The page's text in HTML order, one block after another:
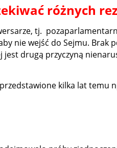
różnych
tj.
nie wejść do Sejmu. Brak
drugą przyczyną
kilka lat temu